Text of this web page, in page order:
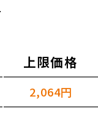
上限価格
2,064円